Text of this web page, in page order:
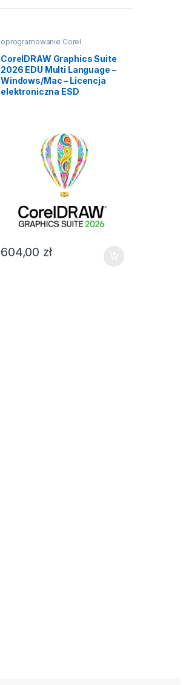
oprogramowanie Corel
CorelDRAW Graphics Suite
2026 EDU Multi Language –
Windows/Mac – Licencja
elektroniczna ESD
604,00 zł